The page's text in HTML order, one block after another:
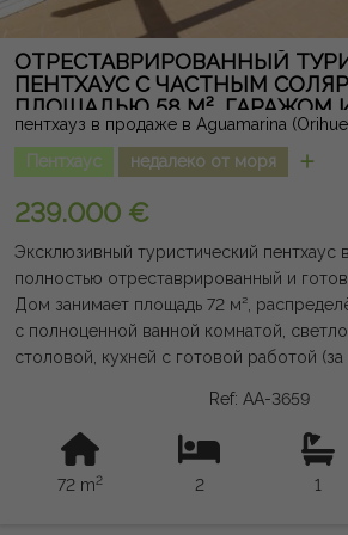
ОТРЕСТАВРИРОВАННЫЙ
ПЕНТХАУС С ЧАСТНЫМ
ПЛОЩАДЬЮ 58 М², ГАРАЖОМ
ПОМЕЩЕНИЕМ В AQUA
пентхауз в продаже в Aguamarina
Пентхаус
недалеко от моря
239.000 €
Эксклюзивный туристический пентхаус
полностью отреставрированный и
Дом занимает площадь 72 м²,
с полноценной ванной комнатой,
столовой, кухней с готовой работой
солярием площадью 58 м² с прямым
террасы, идеально подходящим для
или установки джакузи. В нем есть
делает его великолепной возможностью
Ref: AA-3659
72 m2 2 1